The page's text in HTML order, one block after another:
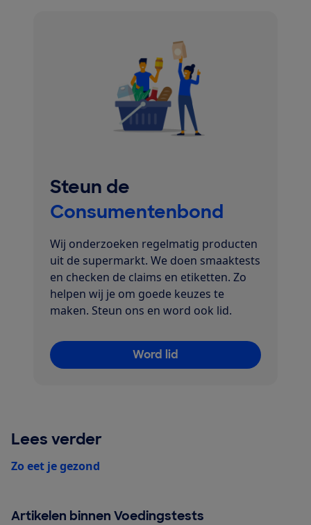
Steun de
Consumentenbond
Wij onderzoeken regelmatig producten
uit de supermarkt. We doen smaaktests
en checken de claims en etiketten. Zo
helpen wij je om goede keuzes te
maken. Steun ons en word ook lid.
Word lid
Lees verder
Zo eet je gezond
Artikelen binnen Voedingstests